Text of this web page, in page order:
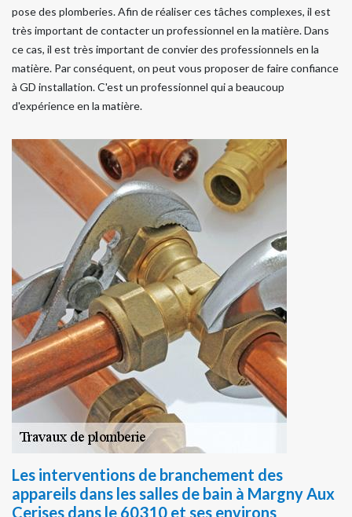
pose des plomberies. Afin de réaliser ces tâches complexes, il est
très important de contacter un professionnel en la matière. Dans
ce cas, il est très important de convier des professionnels en la
matière. Par conséquent, on peut vous proposer de faire confiance
à GD installation. C'est un professionnel qui a beaucoup
d'expérience en la matière.
Les interventions de branchement des
appareils dans les salles de bain à Margny Aux
Cerises dans le 60310 et ses environs